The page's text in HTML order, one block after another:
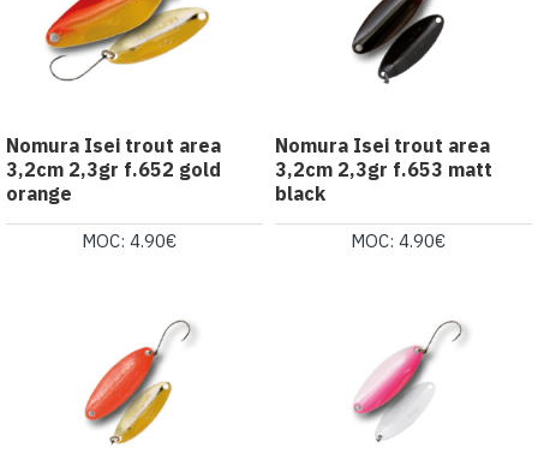
Nomura Isei trout area
3,2cm 2,3gr f.652 gold
orange
MOC: 4.90€
Nomura Isei trout area
3,2cm 2,3gr f.653 matt
black
MOC: 4.90€